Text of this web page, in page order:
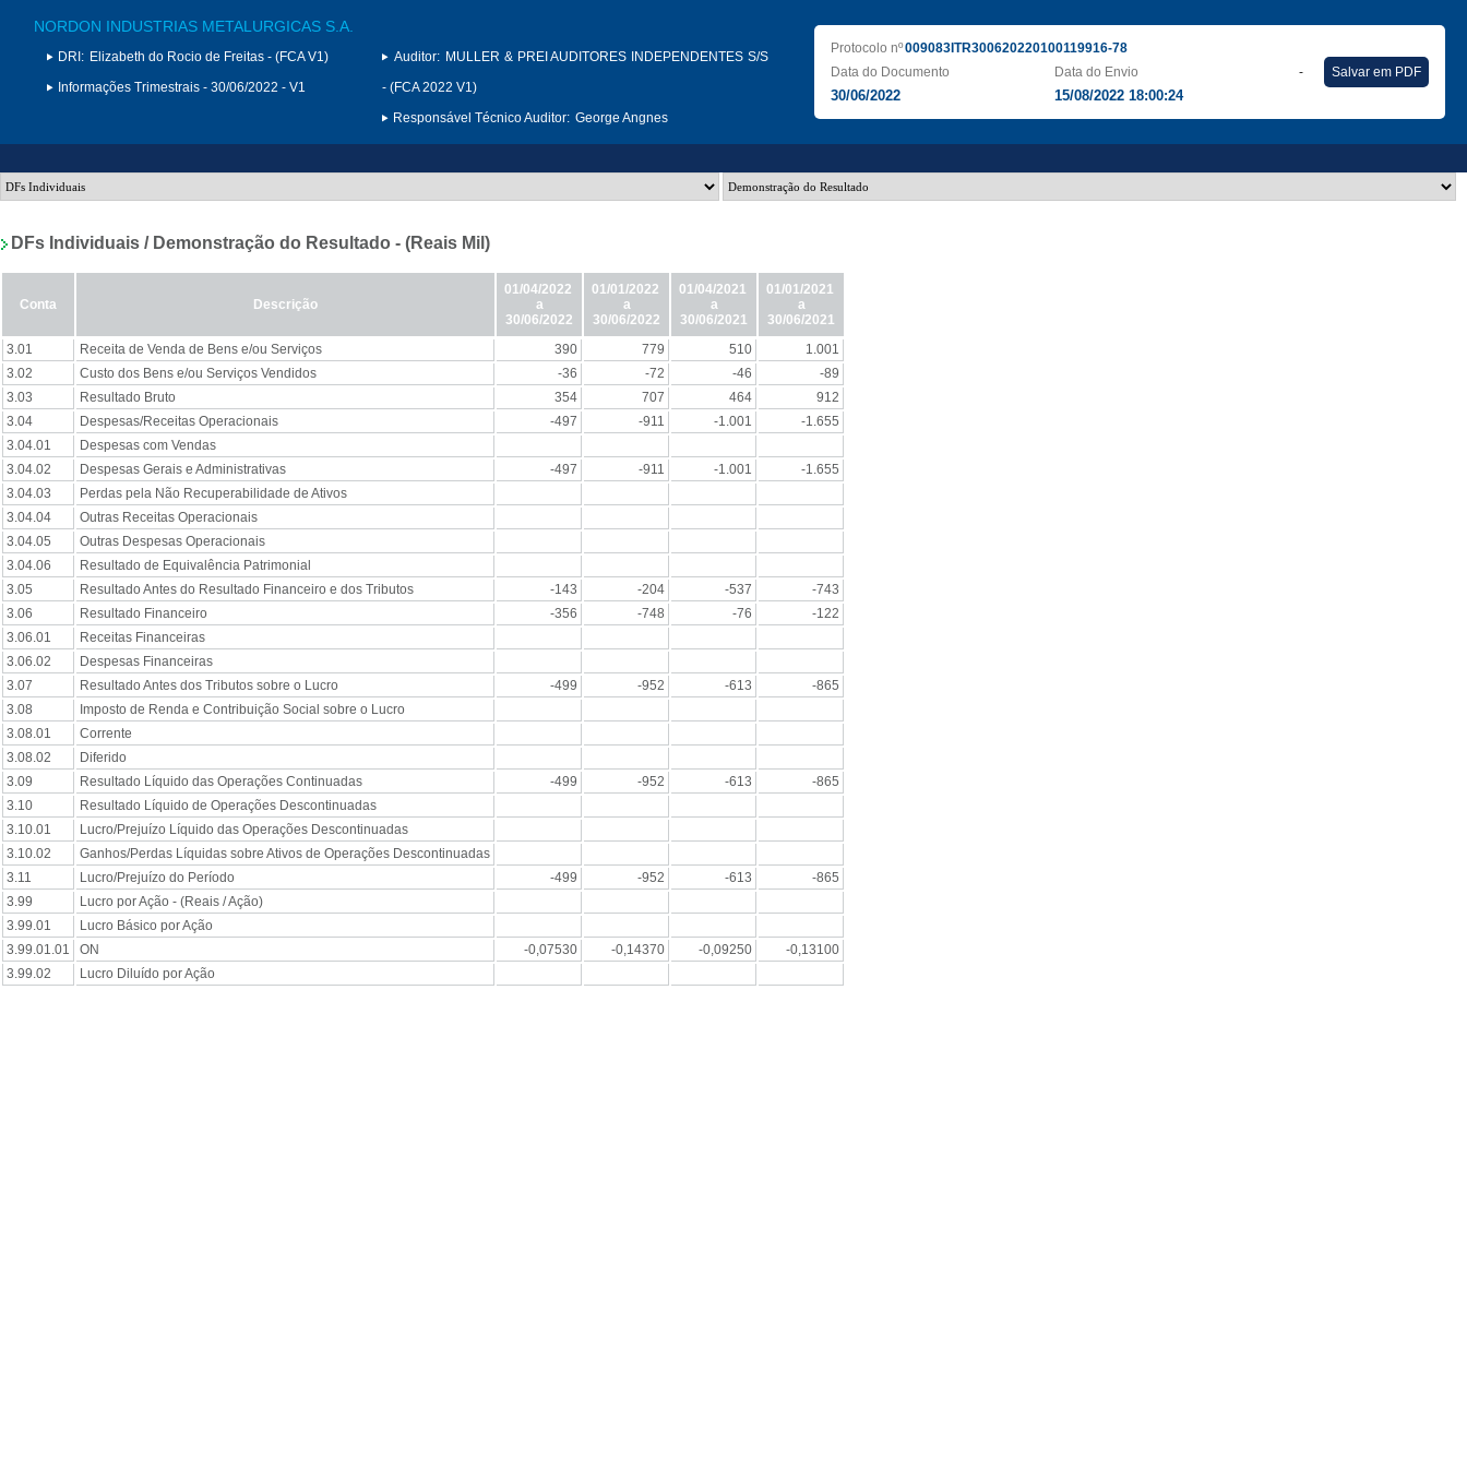
NORDON INDUSTRIAS METALURGICAS S.A.
DRI: Elizabeth do Rocio de Freitas - (FCA V1)
Informações Trimestrais - 30/06/2022 - V1
Auditor: MULLER & PREI AUDITORES INDEPENDENTES S/S
- (FCA 2022 V1)
Responsável Técnico Auditor: George Angnes
Protocolo nº009083ITR300620220100119916-78
Data do Documento
30/06/2022
Data do Envio
15/08/2022 18:00:24
- Salvar em PDF